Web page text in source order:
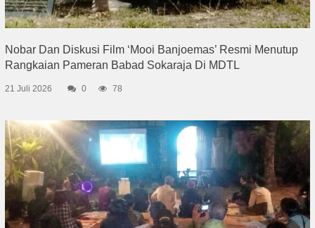
Nobar Dan Diskusi Film ‘Mooi Banjoemas’ Resmi Menutup
Rangkaian Pameran Babad Sokaraja Di MDTL
21 Juli 2026 0 78